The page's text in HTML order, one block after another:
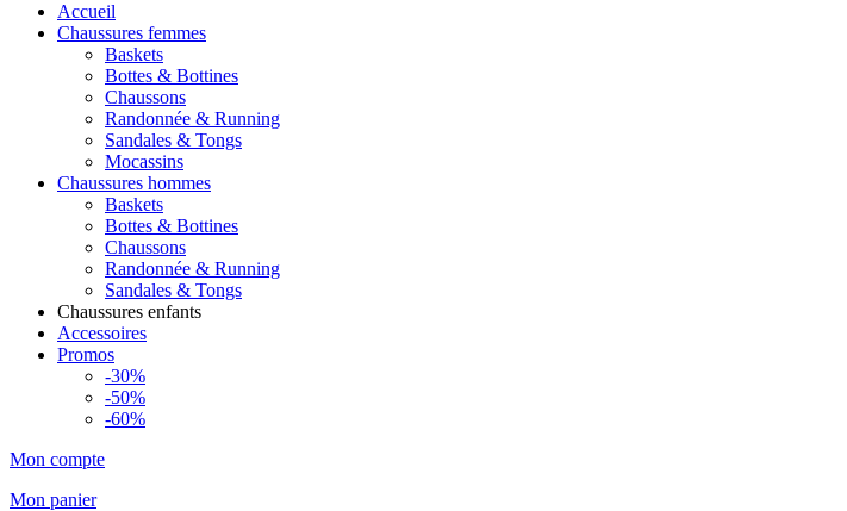
Accueil
Chaussures femmes
Baskets
Bottes & Bottines
Chaussons
Randonnée & Running
Sandales & Tongs
Mocassins
Chaussures hommes
Baskets
Bottes & Bottines
Chaussons
Randonnée & Running
Sandales & Tongs
Chaussures enfants
Accessoires
Promos
-30%
-50%
-60%
Mon compte
Mon panier